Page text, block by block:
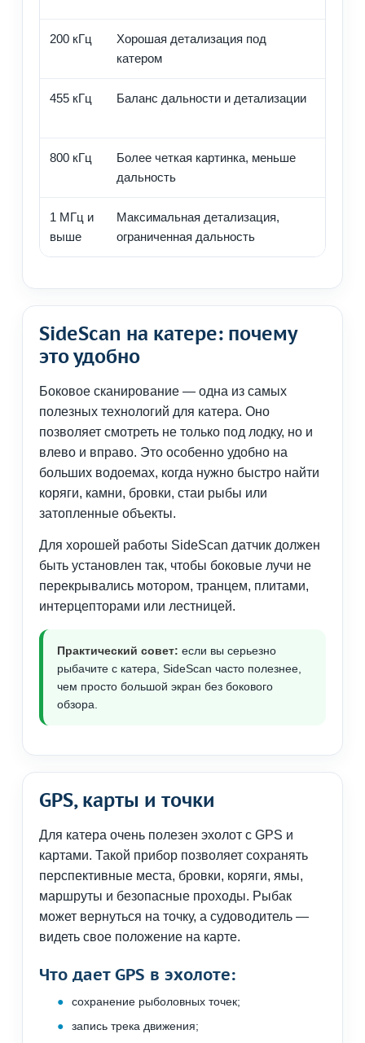
200 кГц
Хорошая детализация под
катером
455 кГц Баланс дальности и детализации
800 кГц
Более четкая картинка, меньше
дальность
1 МГц и
выше
Максимальная детализация,
ограниченная дальность
SideScan на катере: почему
это удобно
Боковое сканирование — одна из самых
полезных технологий для катера. Оно
позволяет смотреть не только под лодку, но и
влево и вправо. Это особенно удобно на
больших водоемах, когда нужно быстро найти
коряги, камни, бровки, стаи рыбы или
затопленные объекты.
Для хорошей работы SideScan датчик должен
быть установлен так, чтобы боковые лучи не
перекрывались мотором, транцем, плитами,
интерцепторами или лестницей.
Практический совет: если вы серьезно
рыбачите с катера, SideScan часто полезнее,
чем просто большой экран без бокового
обзора.
GPS, карты и точки
Для катера очень полезен эхолот с GPS и
картами. Такой прибор позволяет сохранять
перспективные места, бровки, коряги, ямы,
маршруты и безопасные проходы. Рыбак
может вернуться на точку, а судоводитель —
видеть свое положение на карте.
Что дает GPS в эхолоте:
сохранение рыболовных точек;
запись трека движения;